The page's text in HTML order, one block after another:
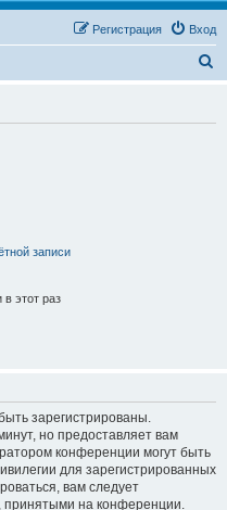
Вход
Регистрация
записи
этот раз
зарегистрированы.
но предоставляет вам
конференции могут быть
для зарегистрированных
вам следует
принятыми на конференции.